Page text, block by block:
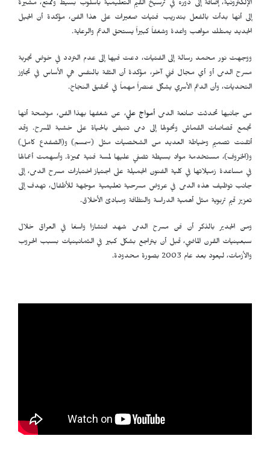
الإلكترونية، إضافة إلى دوره في ترسيخ القيم التعليمية بأسلوب بسيط وممتع، مشيرةً
إلى أنها بدأت بالفعل بتدريب فتيات صغيرات على هذا الفن، مؤكدة أن الجيل
الجديد يمتلك مواهب واعدة وشغفاً كبيراً يستحق الدعم والرعاية.
ووجهت نور محمد رسالة إلى الفتيات، دعت فيها إلى عدم التردد في خوض تجربة
مسرح الدمى أو أي مجال فني آخر، مؤكدة أن الثقة بالنفس هي الأساس في تجاوز
التحديات، وأن الدعم الأسري يشكّل عنصراً مهماً في تحقيق النجاح.
من جانبها تحدثت صانعة الدمىأمواج علي، عن شغفها بهذا الفن، موضحة أنها
تجمع قصاصات القماش وتحولها إلى دمى تنبض بالحياة على خشبة المسرح. وقد
أتقنت تصميم وخياطة العديد من الشخصيات مثل (سمسم) و(الضفدع كامل)
و(الخروف)، مستخدمة مواد بسيطة تضفي عليها لمسة فنية مميزة. وأسهمت أعمالها
في مساعدة زميلاتها في كلية الفنون الجميلة على اجتياز اختبارات مسرح الدمى، إلى
جانب توظيف هذه الدمى في عروض مسرحية تعليمية موجّهة للأطفال، تهدف إلى
تعزيز قيم تربوية مثل أهمية الدراسة والنظافة ومبادئ الأخلاق.
ومن الجدير بالذكر أن فن مسرح الدمى شهد انتشارًا واسعًا في العراق خلال
سبعينيات القرن الماضي، قبل أن يتراجع بشكل كبير في الثمانينيات بسبب الحروب
والأزمات، ليعود بعد عام 2003 بصورة محدودة.